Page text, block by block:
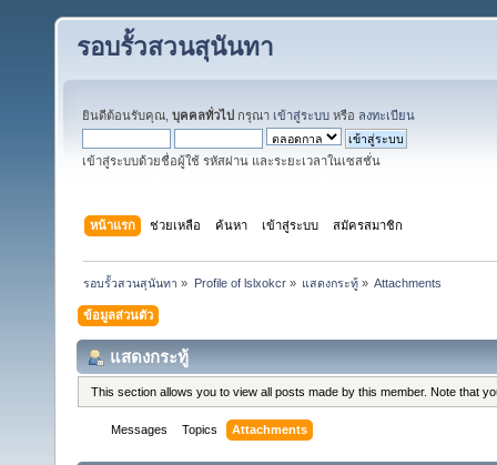
รอบรั้วสวนสุนันทา
ยินดีต้อนรับคุณ, บุคคลทั่วไป กรุณา เข้าสู่ระบบ หรือ ลงทะเบียน
เข้าสู่ระบบด้วยชื่อผู้ใช้ รหัสผ่าน และระยะเวลาในเซสชั่น
หน้าแรก ช่วยเหลือ ค้นหา เข้าสู่ระบบ สมัครสมาชิก
รอบรั้วสวนสุนันทา » Profile of lslxokcr» แสดงกระทู้» Attachments
ข้อมูลส่วนตัว
แสดงกระทู้
This section allows you to view all posts made by this member. Note that
Messages Topics Attachments